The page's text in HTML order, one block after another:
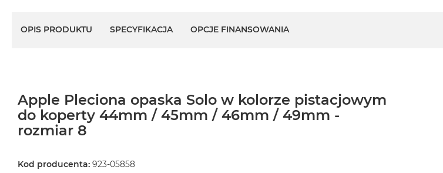
OPIS PRODUKTU SPECYFIKACJA OPCJE FINANSOWANIA
Apple Pleciona opaska Solo w kolorze pistacjowym
do koperty 44mm / 45mm / 46mm / 49mm -
rozmiar 8
Kod producenta: 923-05858